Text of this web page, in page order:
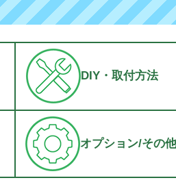
DIY・取付方法
オプション/その